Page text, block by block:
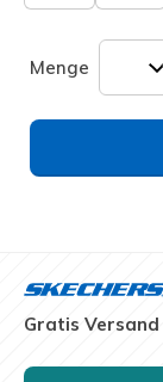
Menge
Gratis Versand